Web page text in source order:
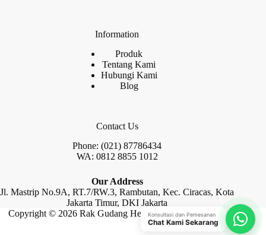
Information
Produk
Tentang Kami
Hubungi Kami
Blog
Contact Us
Phone: (021) 87786434
WA: 0812 8855 1012
Our Address
Jl. Mastrip No.9A, RT.7/RW.3, Rambutan, Kec. Ciracas, Kota
Jakarta Timur, DKI Jakarta
Copyright © 2026 Rak Gudang Heayy Duty by Raja Rak
Konsultasi dan Pemesanan
Chat Kami Sekarang